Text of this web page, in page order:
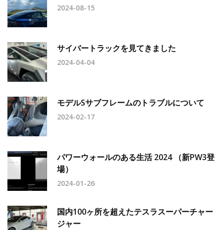
2024-08-15
サイバートラックを見てきました
2024-04-04
モデルSサブフレームのトラブルについて
2024-02-17
パワーウォールのある生活 2024 （新PW3登
場）
2024-01-26
国内100ヶ所を超えたテスラスーパーチャー
ジャー